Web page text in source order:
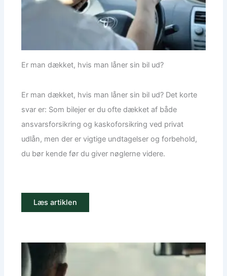
Er man dækket, hvis man låner sin bil ud?
Er man dækket, hvis man låner sin bil ud? Det korte
svar er: Som bilejer er du ofte dækket af både
ansvarsforsikring og kaskoforsikring ved privat
udlån, men der er vigtige undtagelser og forbehold,
du bør kende før du giver nøglerne videre.
Læs artiklen